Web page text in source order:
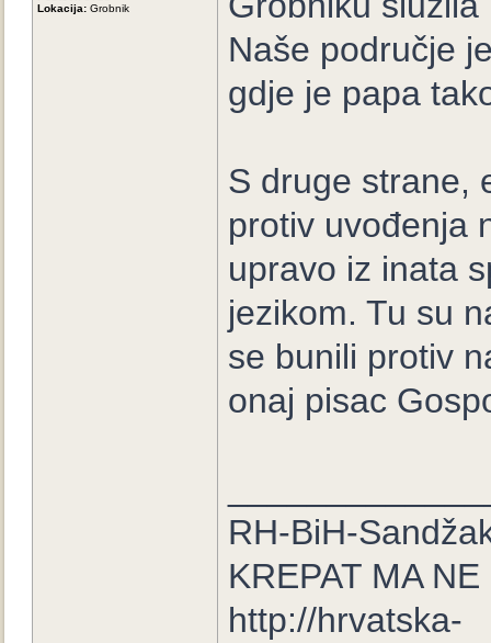
Lokacija: Grobnik
Naše područje
gdje je papa
S druge strane,
protiv uvođenja
upravo iz inata
jezikom. Tu su
se bunili protiv
onaj pisac
RH-BiH-
KREPAT MA
http://hrvatska-